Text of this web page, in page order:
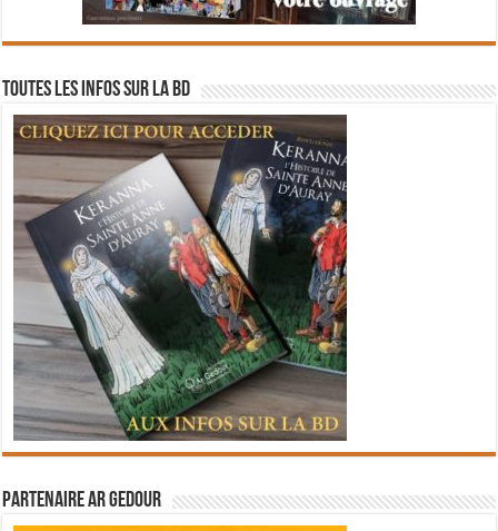
Toutes les infos sur la BD
Partenaire Ar Gedour